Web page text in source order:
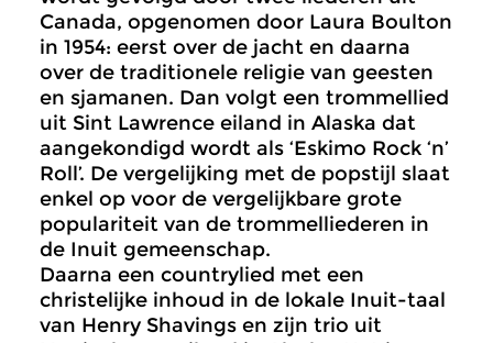
Canada, opgenomen door Laura Boulton
in 1954: eerst over de jacht en daarna
over de traditionele religie van geesten
en sjamanen. Dan volgt een trommellied
uit Sint Lawrence eiland in Alaska dat
aangekondigd wordt als ‘Eskimo Rock ‘n’
Roll’. De vergelijking met de popstijl slaat
enkel op voor de vergelijkbare grote
populariteit van de trommelliederen in
de Inuit gemeenschap.
Daarna een countrylied met een
christelijke inhoud in de lokale Inuit-taal
van Henry Shavings en zijn trio uit